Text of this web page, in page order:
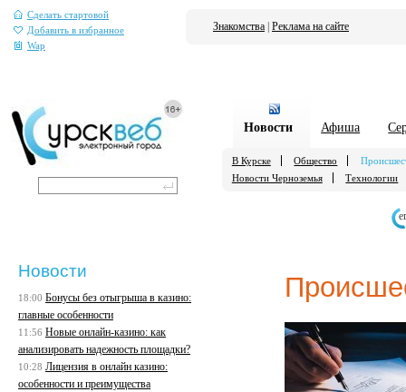
Сделать стартовой
Добавить в избранное
Wap
Знакомства Реклама на сайте
Новости Афиша
В Курске Общество
Новости Черноземья
Технологии
Новости
18:00 Бонусы без отыгрыша в казино:
главные особенности
11:56 Новые онлайн-казино: как
анализировать надежность площадки?
10:28 Лицензия в онлайн казино:
особенности и преимущества